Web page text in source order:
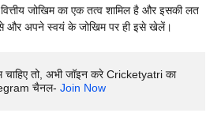
जोखिम का एक तत्व शामिल है और इसकी लत
से और अपने स्वयं के जोखिम पर ही इसे खेलें।
चाहिए तो, अभी जॉइन करे Cricketyatri का
चैनल- Join Now